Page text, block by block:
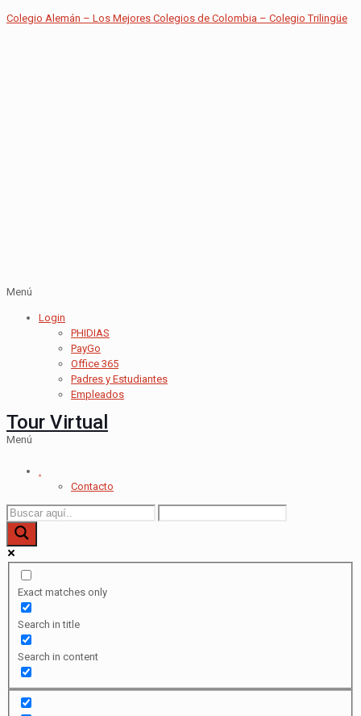
Colegio Alemán – Los Mejores Colegios de Colombia – Colegio Trilingüe
Menú
Login
PHIDIAS
PayGo
Office 365
Padres y Estudiantes
Empleados
Tour Virtual
Menú
.
Contacto
Exact matches only
Search in title
Search in content